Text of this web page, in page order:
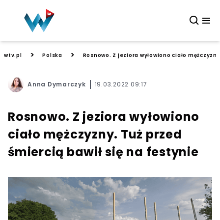
wtv.pl > Polska > Rosnowo. Z jeziora wyłowiono ciało
Anna Dymarczyk 19.03.2022 09:17
Rosnowo. Z jeziora wyłowiono
ciało mężczyzny. Tuż przed
śmiercią bawił się na festynie